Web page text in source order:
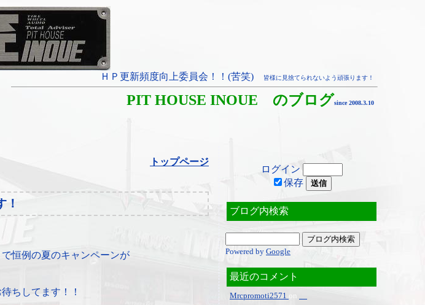
ＨＰ更新頻度向上委員会！！(苦笑) 皆様に見捨てられないよう頑張ります！
PIT HOUSE INOUE のブログsince 2008.3.10
トップページ
恒例の夏のキャンペーンが
ちしてます！！
ログイン
保存
ブログ内検索
Powered by Google
最近のコメント
Mrcpromoti2571 on